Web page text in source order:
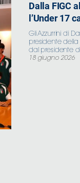
Dalla FIGC
l’Under 17
Gli Azzurrini di
presidente della
dal presidente
18 giugno 2026